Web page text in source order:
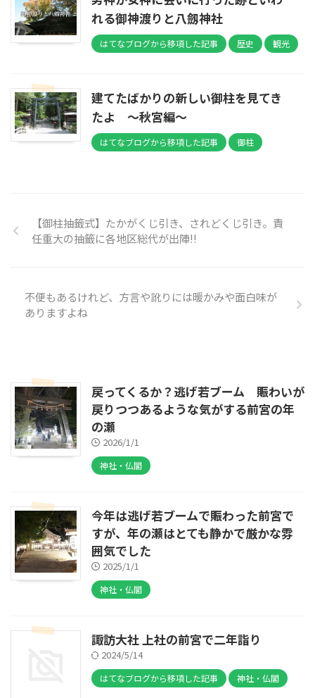
れる御神渡りと八劔神社
はてなブログから移項した記事 歴史 観光
建てたばかりの新しい御柱を見てき
たよ ～秋宮編～
はてなブログから移項した記事 御柱
【御柱抽籤式】たかがくじ引き、されどくじ引き。責
任重大の抽籤に各地区総代が出陣!!
不便もあるけれど、方言や訛りには暖かみや面白味が
ありますよね
戻ってくるか？逃げ若ブーム 賑わいが
戻りつつあるような気がする前宮の年
の瀬
2026/1/1
神社・仏閣
今年は逃げ若ブームで賑わった前宮で
すが、年の瀬はとても静かで厳かな雰
囲気でした
2025/1/1
神社・仏閣
諏訪大社 上社の前宮で二年詣り
2024/5/14
はてなブログから移項した記事 神社・仏閣